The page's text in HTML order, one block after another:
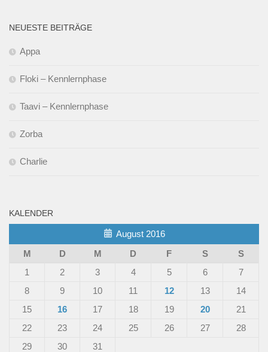
NEUESTE BEITRÄGE
Appa
Floki – Kennlernphase
Taavi – Kennlernphase
Zorba
Charlie
KALENDER
August 2016
M
D M D F S
S
1
2 3 4 5 6
7
8
9 10 11 12 13
14
15
16 17 18 19 20
21
22
23 24 25 26 27
28
29
30 31